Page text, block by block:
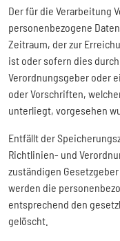
Der für die Verarbeitung
personenbezogene
Zeitraum, der zur
ist oder sofern dies
Verordnungsgeber oder
oder Vorschriften,
unterliegt, vorgesehen
Entfällt der
Richtlinien- und
zuständigen
werden die
entsprechend den
gelöscht.